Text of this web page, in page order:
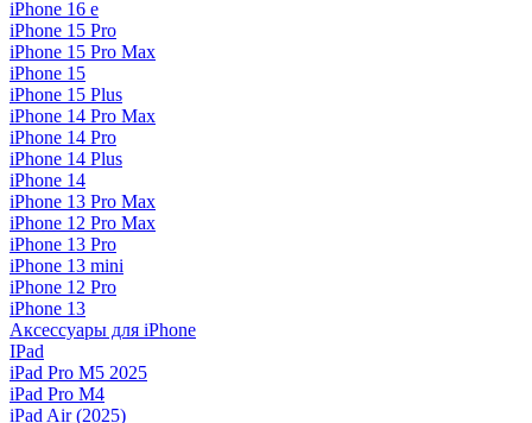
iPhone 16 e
iPhone 15 Pro
iPhone 15 Pro Max
iPhone 15
iPhone 15 Plus
iPhone 14 Pro Max
iPhone 14 Pro
iPhone 14 Plus
iPhone 14
iPhone 13 Pro Max
iPhone 12 Pro Max
iPhone 13 Pro
iPhone 13 mini
iPhone 12 Pro
iPhone 13
Аксессуары для iPhone
IPad
iPad Pro M5 2025
iPad Pro M4
iPad Air (2025)